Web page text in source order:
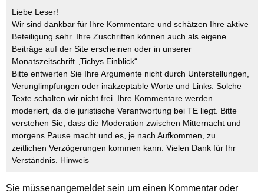
Liebe Leser!
Wir sind dankbar für Ihre Kommentare und schätzen Ihre aktive
Beteiligung sehr. Ihre Zuschriften können auch als eigene
Beiträge auf der Site erscheinen oder in unserer
Monatszeitschrift „Tichys Einblick“.
Bitte entwerten Sie Ihre Argumente nicht durch Unterstellungen,
Verunglimpfungen oder inakzeptable Worte und Links. Solche
Texte schalten wir nicht frei. Ihre Kommentare werden
moderiert, da die juristische Verantwortung bei TE liegt. Bitte
verstehen Sie, dass die Moderation zwischen Mitternacht und
morgens Pause macht und es, je nach Aufkommen, zu
zeitlichen Verzögerungen kommen kann. Vielen Dank für Ihr
Verständnis. Hinweis
Sie müssenangemeldetsein um einen Kommentar oder